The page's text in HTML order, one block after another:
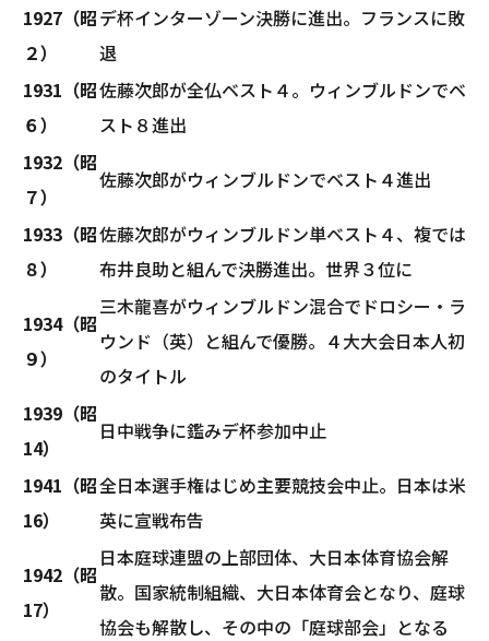
1927（昭
２）
デ杯インターゾーン決勝に進出。フランスに敗
退
1931（昭
６）
佐藤次郎が全仏ベスト４。ウィンブルドンでベ
スト８進出
1932（昭
７）
佐藤次郎がウィンブルドンでベスト４進出
1933（昭
８）
佐藤次郎がウィンブルドン単ベスト４、複では
布井良助と組んで決勝進出。世界３位に
1934（昭
９）
三木龍喜がウィンブルドン混合でドロシー・ラ
ウンド（英）と組んで優勝。４大大会日本人初
のタイトル
1939（昭
14）
日中戦争に鑑みデ杯参加中止
1941（昭
16）
全日本選手権はじめ主要競技会中止。日本は米
英に宣戦布告
1942（昭
17）
日本庭球連盟の上部団体、大日本体育協会解
散。国家統制組織、大日本体育会となり、庭球
協会も解散し、その中の「庭球部会」となる